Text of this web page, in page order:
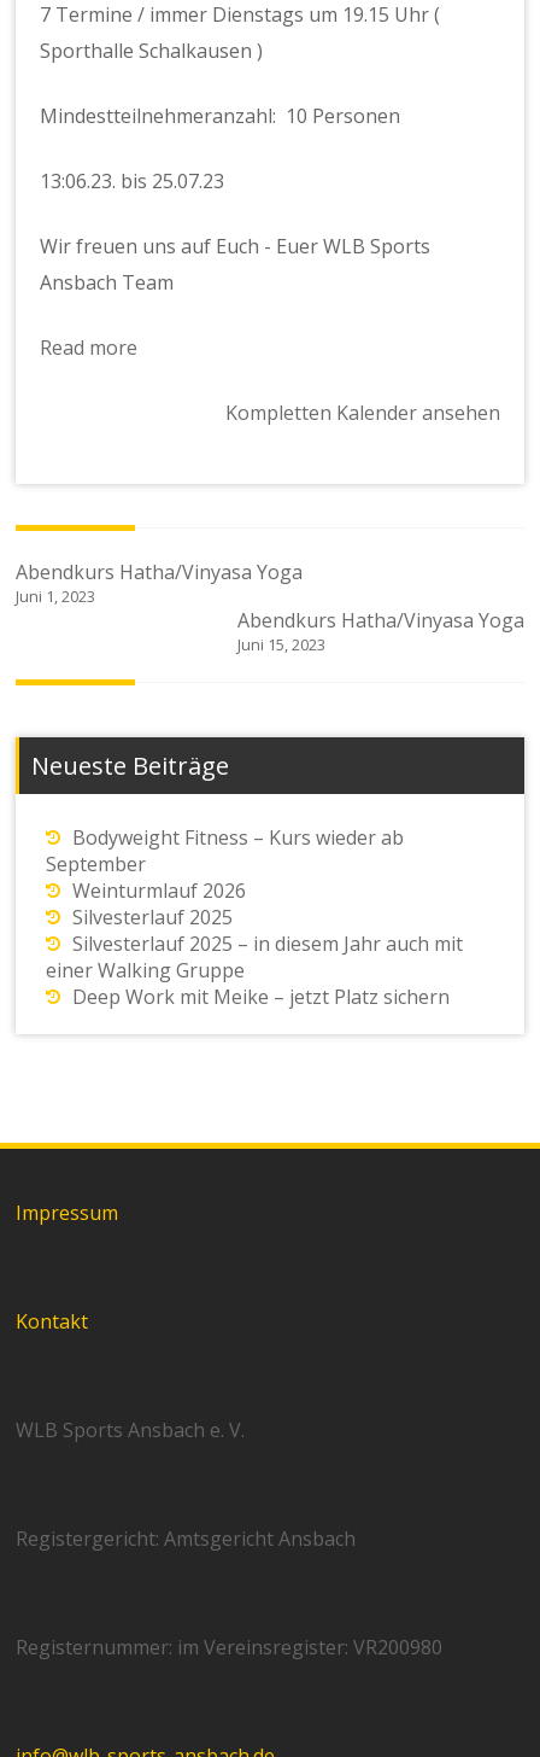
7 Termine / immer Dienstags um 19.15 Uhr (
Sporthalle Schalkausen )
Mindestteilnehmeranzahl: 10 Personen
13:06.23. bis 25.07.23
Wir freuen uns auf Euch - Euer WLB Sports
Ansbach Team
Read more
Kompletten Kalender ansehen
Beitragsnavigation
Abendkurs Hatha/Vinyasa Yoga
Juni 1, 2023
Abendkurs Hatha/Vinyasa Yoga
Juni 15, 2023
Neueste Beiträge
Bodyweight Fitness – Kurs wieder ab
September
Weinturmlauf 2026
Silvesterlauf 2025
Silvesterlauf 2025 – in diesem Jahr auch mit
einer Walking Gruppe
Deep Work mit Meike – jetzt Platz sichern
Impressum
Kontakt
WLB Sports Ansbach e. V.
Registergericht: Amtsgericht Ansbach
Registernummer: im Vereinsregister: VR200980